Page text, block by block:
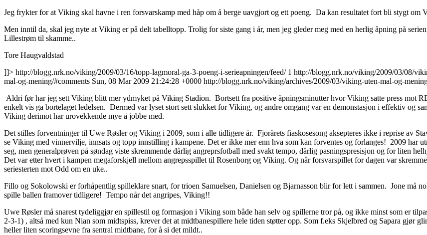
Jeg frykter for at Viking skal havne i ren forsvarskamp med håp om å berge uavgjort og ett poeng. Da kan resultatet fort bli stygt om
Men inntil da, skal jeg nyte at Viking er på delt tabelltopp. Trolig for siste gang i år, men jeg gleder meg med en herlig åpning på
Lillestrøm til skamme..
Tore Haugvaldstad
]]> http://blogg.nrk.no/viking/2009/03/16/topp-lagmoral-ga-3-poeng-i-serieapningen/feed/ 1 http://blogg.nrk.no/viking/2009/03/08/
mal-og-mening/#comments Sun, 08 Mar 2009 21:24:28 +0000 http://blogg.nrk.no/viking/archives/2009/03/viking-uten-mal-og-
Aldri før har jeg sett Viking blitt mer ydmyket på Viking Stadion. Bortsett fra positive åpningsminutter hvor Viking satte press mot
enkelt vis ga bortelaget ledelsen. Dermed var lyset stort sett slukket for Viking, og andre omgang var en demonstasjon i effektiv og
Viking derimot har urovekkende mye å jobbe med.
Det stilles forventninger til Uwe Røsler og Viking i 2009, som i alle tidligere år. Fjorårets fiaskosesong aksepteres ikke i reprise av
se Viking med vinnervilje, innsats og topp innstilling i kampene. Det er ikke mer enn hva som kan forventes og forlanges! 2009 har
seg, men generalprøven på søndag viste skremmende dårlig angreprsfotball med svakt tempo, dårlig pasningspresisjon og for liten
Det var etter hvert i kampen megaforskjell mellom angrepsspillet til Rosenborg og Viking. Og når forsvarspillet for dagen var
seriesterten mot Odd om en uke..
Fillo og Sokolowski er forhåpentlig spilleklare snart, for trioen Samuelsen, Danielsen og Bjarnasson blir for lett i sammen. Jone må
spille ballen framover tidligere! Tempo når det angripes, Viking!!
Uwe Røsler må snarest tydeliggjør en spillestil og formasjon i Viking som både han selv og spillerne tror på, og ikke minst som er
2-3-1) , altså med kun Nian som midtspiss, krever det at midtbanespillere hele tiden støtter opp. Som f.eks Skjelbred og Sapara gjør
heller liten scoringsevne fra sentral midtbane, for å si det mildt..